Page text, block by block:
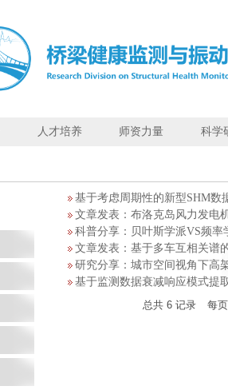
人才培养 师资力量
科学
基于考虑周期性的新型SHM数
文章发表：布洛克岛风力发电
科普分享：贝叶斯学派VS频率
文章发表：基于多车互相关谱
研究分享：城市空间视角下高
基于监测数据衰减响应模式提
每
总共 6 记录